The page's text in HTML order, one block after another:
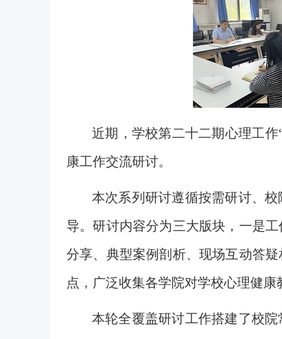
近期，学校第二十二期心理工作
康工作交流研讨。
本次系列研讨遵循按需研讨、
导。研讨内容分为三大版块，一是
分享、典型案例剖析、现场互动答
点，广泛收集各学院对学校心理健
本轮全覆盖研讨工作搭建了校